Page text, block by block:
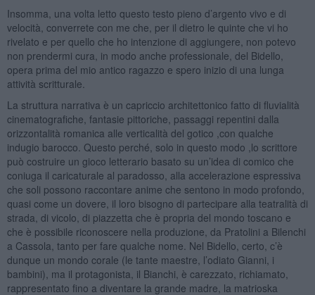
Insomma, una volta letto questo testo pieno d’argento vivo e di
velocità, converrete con me che, per il dietro le quinte che vi ho
rivelato e per quello che ho intenzione di aggiungere, non potevo
non prendermi cura, in modo anche professionale, del Bidello,
opera prima del mio antico ragazzo e spero inizio di una lunga
attività scritturale.
La struttura narrativa è un capriccio architettonico fatto di fluvialità
cinematografiche, fantasie pittoriche, passaggi repentini dalla
orizzontalità romanica alle verticalità del gotico ,con qualche
indugio barocco. Questo perché, solo in questo modo ,lo scrittore
può costruire un gioco letterario basato su un’idea di comico che
coniuga il caricaturale al paradosso, alla accelerazione espressiva
che soli possono raccontare anime che sentono in modo profondo,
quasi come un dovere, il loro bisogno di partecipare alla teatralità di
strada, di vicolo, di piazzetta che è propria del mondo toscano e
che è possibile riconoscere nella produzione, da Pratolini a Bilenchi
a Cassola, tanto per fare qualche nome. Nel Bidello, certo, c’è
dunque un mondo corale (le tante maestre, l’odiato Gianni, i
bambini), ma il protagonista, il Bianchi, è carezzato, richiamato,
rappresentato fino a diventare la grande madre, la matrioska